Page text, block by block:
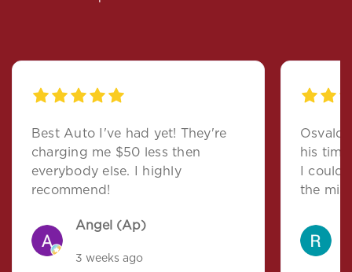
Best Auto I've had yet! They're
charging me $50 less then
everybody else. I highly
recommend!
Angel (Ap)
3 weeks ago
his
I could
the
clear